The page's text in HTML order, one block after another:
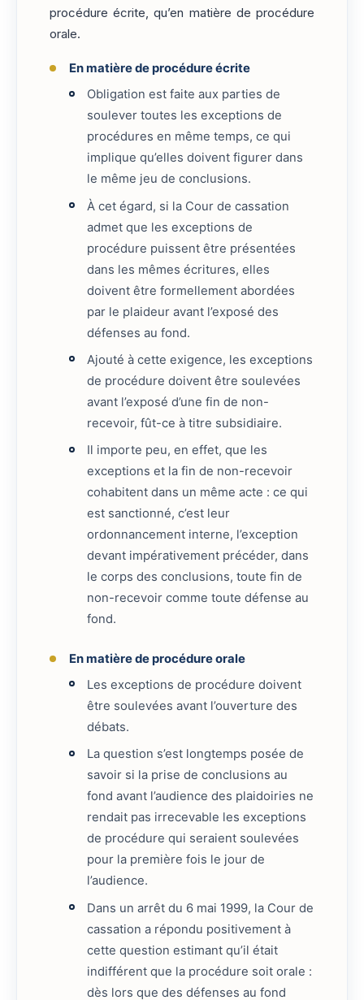
procédure écrite, qu’en matière de procédure
orale.
En matière de procédure écrite
Obligation est faite aux parties de
soulever toutes les exceptions de
procédures en même temps, ce qui
implique qu’elles doivent figurer dans
le même jeu de conclusions.
À cet égard, si la Cour de cassation
admet que les exceptions de
procédure puissent être présentées
dans les mêmes écritures, elles
doivent être formellement abordées
par le plaideur avant l’exposé des
défenses au fond.
Ajouté à cette exigence, les exceptions
de procédure doivent être soulevées
avant l’exposé d’une fin de non-
recevoir, fût-ce à titre subsidiaire.
Il importe peu, en effet, que les
exceptions et la fin de non-recevoir
cohabitent dans un même acte : ce qui
est sanctionné, c’est leur
ordonnancement interne, l’exception
devant impérativement précéder, dans
le corps des conclusions, toute fin de
non-recevoir comme toute défense au
fond.
En matière de procédure orale
Les exceptions de procédure doivent
être soulevées avant l’ouverture des
débats.
La question s’est longtemps posée de
savoir si la prise de conclusions au
fond avant l’audience des plaidoiries ne
rendait pas irrecevable les exceptions
de procédure qui seraient soulevées
pour la première fois le jour de
l’audience.
Dans un arrêt du 6 mai 1999, la Cour de
cassation a répondu positivement à
cette question estimant qu’il était
indifférent que la procédure soit orale :
dès lors que des défenses au fond